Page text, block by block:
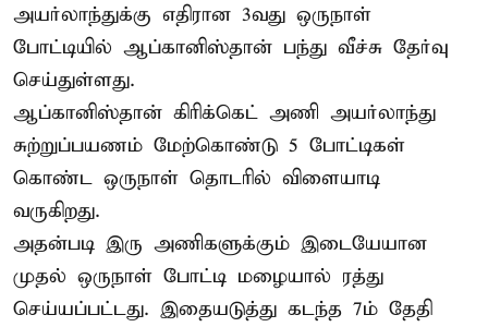
அயர்லாந்துக்கு எதிரான 3வது ஒருநாள்
போட்டியில் ஆப்கானிஸ்தான் பந்து வீச்சு தேர்வு
செய்துள்ளது.
ஆப்கானிஸ்தான் கிரிக்கெட் அணி அயர்லாந்து
சுற்றுப்பயணம் மேற்கொண்டு 5 போட்டிகள்
கொண்ட ஒருநாள் தொடரில் விளையாடி
வருகிறது.
அதன்படி இரு அணிகளுக்கும் இடையேயான
முதல் ஒருநாள் போட்டி மழையால் ரத்து
செய்யப்பட்டது. இதையடுத்து கடந்த 7ம் தேதி